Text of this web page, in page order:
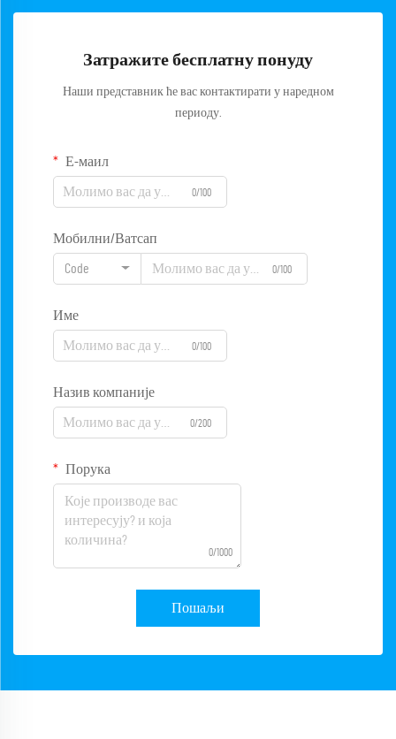
Затражите бесплатну понуду
Наши представник ће вас контактирати у наредном
периоду.
Е-маил
0/100
Мобилни/Ватсап
Code 0/100
Име
0/100
Назив компаније
0/200
Порука
0/1000
Пошаљи